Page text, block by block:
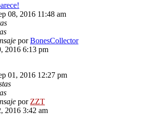
08, 2016 11:48 am
porBonesCollector
2016 6:13 pm
01, 2016 12:27 pm
por ZZT
2016 3:42 am